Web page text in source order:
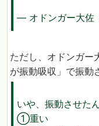
— オドンガー大佐
ただし、オドンガー
が振動吸収」で振動
いや、振動させた
①重い